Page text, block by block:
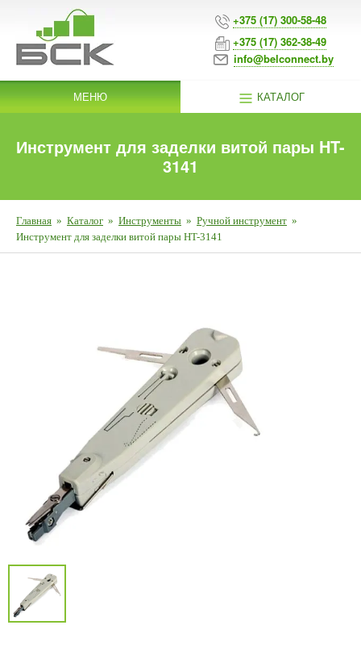
+375 (17) 300-58-48
+375 (17) 362-38-49
info@belconnect.by
МЕНЮ КАТАЛОГ
Инструмент для заделки витой пары HT-
3141
Главная » Каталог » Инструменты » Ручной инструмент »
Инструмент для заделки витой пары HT-3141